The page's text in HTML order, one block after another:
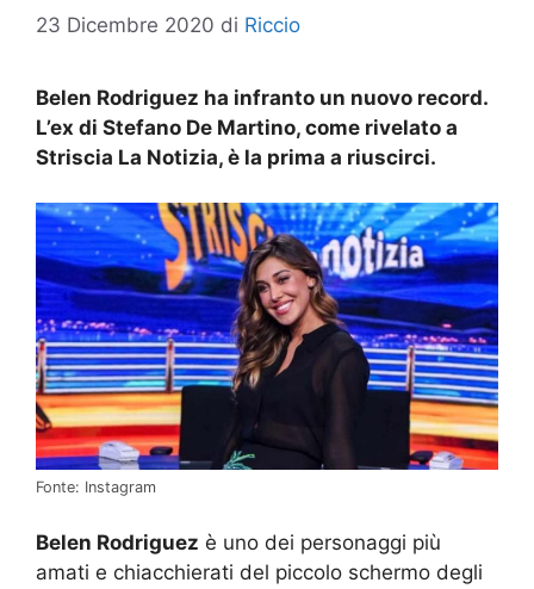
23 Dicembre 2020 di Riccio
Belen Rodriguez ha infranto un nuovo record.
L’ex di Stefano De Martino, come rivelato a
Striscia La Notizia, è la prima a riuscirci.
Fonte: Instagram
Belen Rodriguez è uno dei personaggi più
amati e chiacchierati del piccolo schermo degli